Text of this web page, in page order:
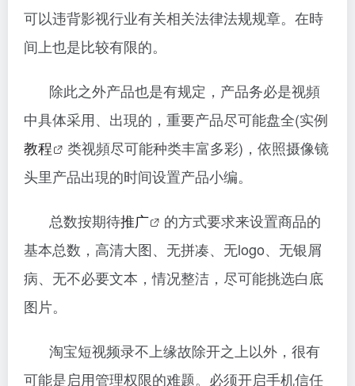
可以违背影视行业有关相关法律法规规章。在時
间上也是比较有限的。
除此之外产品也是有规定，产品务必是视頻
中具体采用、出現的，重要产品尽可能盘全(实例
教程
类视頻尽可能种类丰富多彩)，依照摄像镜
头里产品出現的时间设置产品小编。
总数按期待推广
的方式要求来设置商品的
基本总数，高清大图、无拼凑、无logo、无银屑
病、无不必要文本，情况整洁，尽可能挑选白底
图片。
淘宝短视频录不上缘故除开之上以外，很有
可能是启用管理权限的难题。必须开启手机信任